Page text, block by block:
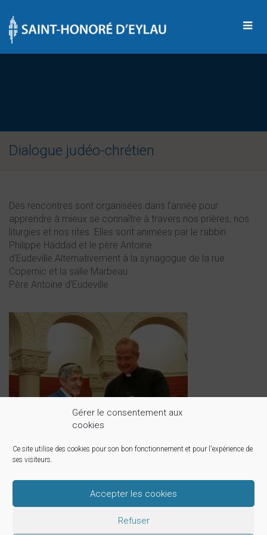
Gérer le consentement aux
cookies
Ce site utilise des cookies pour son bon fonctionnement et pour l'expérience de
ses visiteurs.
Accepter les cookies
Refuser
Dialogue judéo-chrétien
Des rencontres sont organisées dans l’année pour
apprendre à mieux se connaître à travers nos prières, nos
liturgies et nos rites. Elles sont animées par le rabbin
Philippe Haddad et le père Antoine
d’Eudeville.Alternativement à la synagogue de la rue
Copernic et la salle Marbeau.
Père Antoine d’Eudeville
Paroisse Saint-Honoré d'Eylau - 64 bis avenue Raymond Poincaré -
75116 Paris - 01 45 01 96 00